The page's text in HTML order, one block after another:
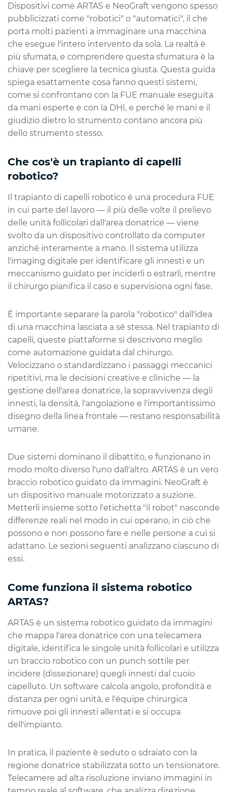
Dispositivi come ARTAS e NeoGraft vengono spesso
pubblicizzati come "robotici" o "automatici", il che
porta molti pazienti a immaginare una macchina
che esegue l'intero intervento da sola. La realtà è
più sfumata, e comprendere questa sfumatura è la
chiave per scegliere la tecnica giusta. Questa guida
spiega esattamente cosa fanno questi sistemi,
come si confrontano con la FUE manuale eseguita
da mani esperte e con la DHI, e perché le mani e il
giudizio dietro lo strumento contano ancora più
dello strumento stesso.
Che cos'è un trapianto di capelli
robotico?
Il trapianto di capelli robotico è una procedura FUE
in cui parte del lavoro — il più delle volte il prelievo
delle unità follicolari dall'area donatrice — viene
svolto da un dispositivo controllato da computer
anziché interamente a mano. Il sistema utilizza
l'imaging digitale per identificare gli innesti e un
meccanismo guidato per inciderli o estrarli, mentre
il chirurgo pianifica il caso e supervisiona ogni fase.
È importante separare la parola "robotico" dall'idea
di una macchina lasciata a sé stessa. Nel trapianto di
capelli, queste piattaforme si descrivono meglio
come automazione guidata dal chirurgo.
Velocizzano o standardizzano i passaggi meccanici
ripetitivi, ma le decisioni creative e cliniche — la
gestione dell'area donatrice, la sopravvivenza degli
innesti, la densità, l'angolazione e l'importantissimo
disegno della linea frontale — restano responsabilità
umane.
Due sistemi dominano il dibattito, e funzionano in
modo molto diverso l'uno dall'altro. ARTAS è un vero
braccio robotico guidato da immagini. NeoGraft è
un dispositivo manuale motorizzato a suzione.
Metterli insieme sotto l'etichetta "il robot" nasconde
differenze reali nel modo in cui operano, in ciò che
possono e non possono fare e nelle persone a cui si
adattano. Le sezioni seguenti analizzano ciascuno di
essi.
Come funziona il sistema robotico
ARTAS?
ARTAS è un sistema robotico guidato da immagini
che mappa l'area donatrice con una telecamera
digitale, identifica le singole unità follicolari e utilizza
un braccio robotico con un punch sottile per
incidere (dissezionare) quegli innesti dal cuoio
capelluto. Un software calcola angolo, profondità e
distanza per ogni unità, e l'équipe chirurgica
rimuove poi gli innesti allentati e si occupa
dell'impianto.
In pratica, il paziente è seduto o sdraiato con la
regione donatrice stabilizzata sotto un tensionatore.
Telecamere ad alta risoluzione inviano immagini in